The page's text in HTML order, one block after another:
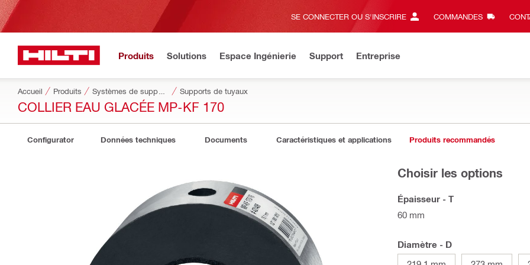
SE CONNECTER OU S'INSCRIRE COMMANDES
Produits Solutions Espace Ingénierie Support Entreprise
Accueil Produits Supports de tuyaux
COLLIER EAU GLACÉE MP-KF 170
Configurator Données techniques Documents Caractéristiques et applications Produits recommandés
Choisir les options
Épaisseur - T
60 mm
Diamètre - D